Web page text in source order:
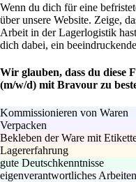
Wenn du dich für eine
über unsere Website. Zeige,
Arbeit in der Lagerlogistik
dich dabei, ein
Wir glauben, dass du diese
(m/w/d) mit Bravour zu
Kommissionieren von Waren
Verpacken
Bekleben der Ware mit
Lagererfahrung
gute Deutschkenntnisse
eigenverantwortliches Arbeiten